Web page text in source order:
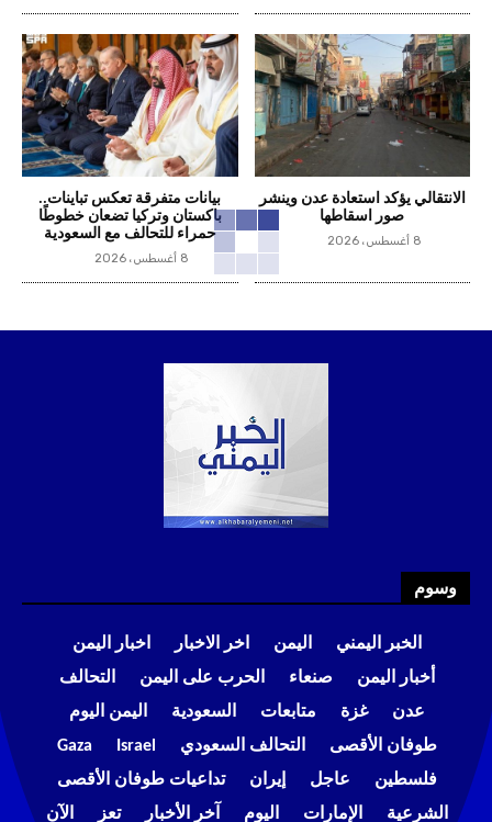
الانتقالي يؤكد استعادة عدن وينشر
صور اسقاطها
8 أغسطس، 2026
بيانات متفرقة تعكس تباينات..
باكستان وتركيا تضعان خطوطًا
حمراء للتحالف مع السعودية
8 أغسطس، 2026
وسوم
الخبر اليمني اليمن اخر الاخبار
اخبار اليمن
أخبار اليمن
صنعاء الحرب على اليمن
التحالف
عدن
غزة متابعات السعودية
اليمن اليوم
طوفان الأقصى
التحالف السعودي Israel
Gaza
فلسطين
عاجل إيران
تداعيات طوفان الأقصى
الشرعية
الإمارات اليوم آخر الأخبار تعز الآن